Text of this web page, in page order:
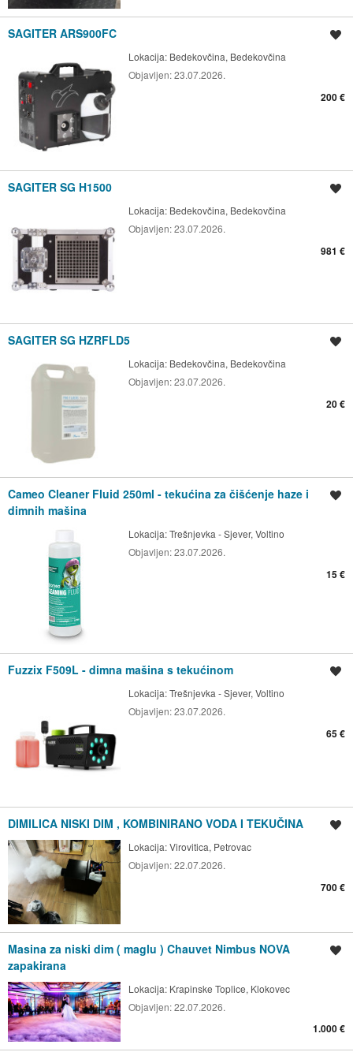
SAGITER ARS900FC
Lokacija: Bedekovčina, Bedekovčina
Objavljen:23.07.2026.
200 €
SAGITER SG H1500
Lokacija: Bedekovčina, Bedekovčina
Objavljen:23.07.2026.
981 €
SAGITER SG HZRFLD5
Lokacija: Bedekovčina, Bedekovčina
Objavljen:23.07.2026.
20 €
Cameo Cleaner Fluid 250ml - tekućina za čišćenje haze i
dimnih mašina
Lokacija:Trešnjevka - Sjever, Voltino
Objavljen:23.07.2026.
15 €
Fuzzix F509L - dimna mašina s tekućinom
Lokacija:Trešnjevka - Sjever, Voltino
Objavljen:23.07.2026.
65 €
DIMILICA NISKI DIM , KOMBINIRANO VODA I TEKUČINA
Lokacija:Virovitica, Petrovac
Objavljen:22.07.2026.
700 €
Masina za niski dim ( maglu ) Chauvet Nimbus NOVA
zapakirana
Lokacija: Krapinske Toplice, Klokovec
Objavljen:22.07.2026.
1.000 €